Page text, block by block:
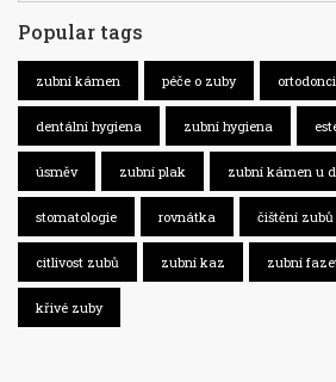
Popular tags
zubní kámen péče o zuby
dentální hygiena zubní hygiena
úsměv zubní plak zubní kámen u
stomatologie rovnátka čištění zubů
citlivost zubů zubní kaz zubní
křivé zuby